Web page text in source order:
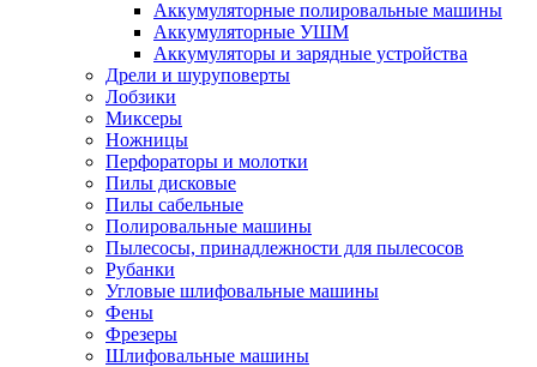
Аккумуляторные полировальные машины
Аккумуляторные УШМ
Аккумуляторы и зарядные устройства
Дрели и шуруповерты
Лобзики
Миксеры
Ножницы
Перфораторы и молотки
Пилы дисковые
Пилы сабельные
Полировальные машины
Пылесосы, принадлежности для пылесосов
Рубанки
Угловые шлифовальные машины
Фены
Фрезеры
Шлифовальные машины